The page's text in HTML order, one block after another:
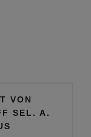
VON
SEL. A.
Liebe, der